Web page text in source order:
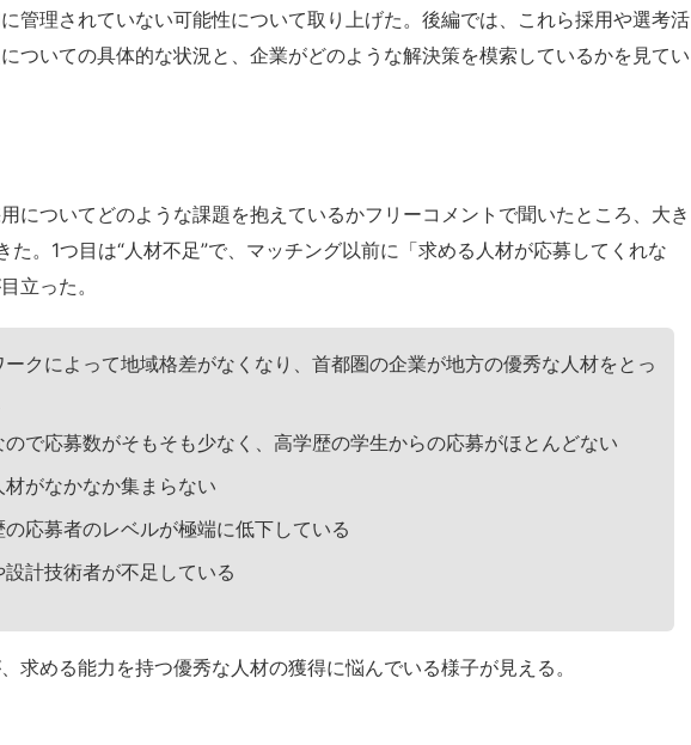
管理されていない可能性について取り上げた。後編では、これら採用や選考活
ついての具体的な状況と、企業がどのような解決策を模索しているかを見てい
についてどのような課題を抱えているかフリーコメントで聞いたところ、大き
た。1つ目は“人材不足”で、マッチング以前に「求める人材が応募してくれな
立った。
ークによって地域格差がなくなり、首都圏の企業が地方の優秀な人材をとっ
ので応募数がそもそも少なく、高学歴の学生からの応募がほとんどない
材がなかなか集まらない
の応募者のレベルが極端に低下している
設計技術者が不足している
求める能力を持つ優秀な人材の獲得に悩んでいる様子が見える。